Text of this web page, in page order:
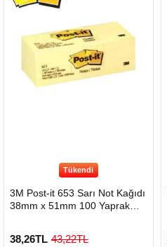
900 TL Üzeri Kargo Ücretsiz
Tükendi
3M Post-it 653 Sarı Not Kağıdı
38mm x 51mm 100 Yaprak
38,26TL 43,22TL